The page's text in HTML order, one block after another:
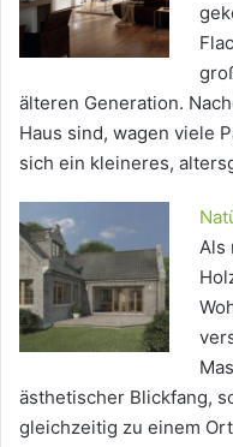
älteren Generation.
Haus sind, wagen viele
sich ein kleineres,
Als
ästhetischer Blickfang,
gleichzeitig zu einem